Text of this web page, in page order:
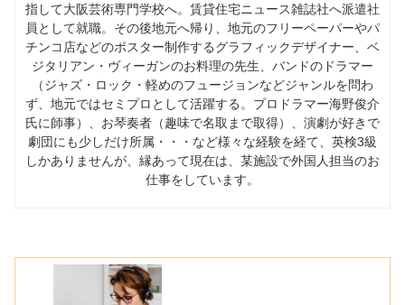
指して大阪芸術専門学校へ。賃貸住宅ニュース雑誌社へ派遣社
員として就職。その後地元へ帰り、地元のフリーペーパーやパ
チンコ店などのポスター制作するグラフィックデザイナー、ベ
ジタリアン・ヴィーガンのお料理の先生、バンドのドラマー
（ジャズ・ロック・軽めのフュージョンなどジャンルを問わ
ず、地元ではセミプロとして活躍する。プロドラマー海野俊介
氏に師事）、お琴奏者（趣味で名取まで取得）、演劇が好きで
劇団にも少しだけ所属・・・など様々な経験を経て、英検3級
しかありませんが、縁あって現在は、某施設で外国人担当のお
仕事をしています。